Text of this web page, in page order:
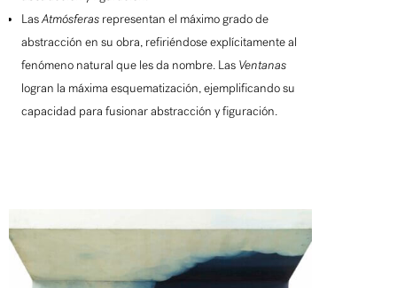
LasAtmósferas representan el máximo grado de
abstracción en su obra, refiriéndose explícitamente al
fenómeno natural que les da nombre. Las Ventanas
logran la máxima esquematización, ejemplificando su
capacidad para fusionar abstracción y figuración.